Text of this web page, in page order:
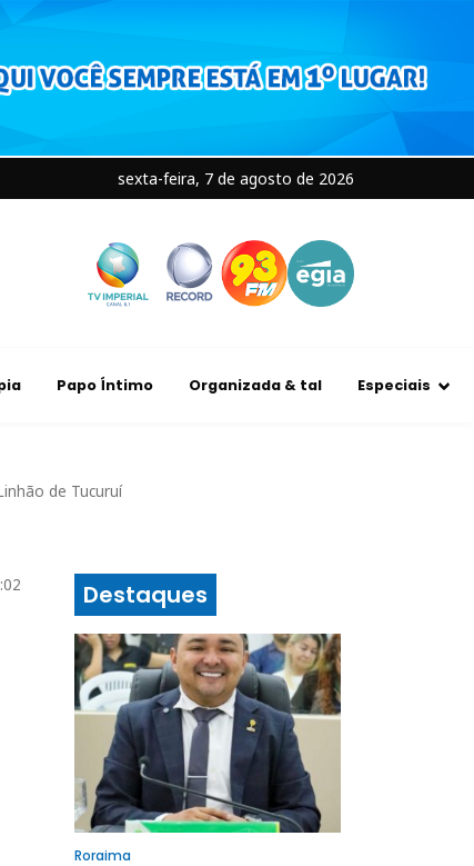
sexta-feira, 7 de agosto de 2026
Papo Íntimo Organizada & tal Especiais
de Tucuruí
Destaques
Roraima